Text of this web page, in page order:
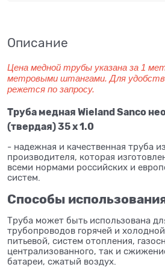
Описание
Цена медной трубы указана за 1
метровыми штангами. Для
режется по запросу.
Труба медная Wieland Sanco
(твердая) 35 x 1.0
- надежная и качественная труба
производителя, которая
всеми нормами российских и
систем.
Способы
Труба может быть использована
трубопроводов горячей и
питьевой, систем отопления,
централизованного, так и
батареи, сжатый воздух.